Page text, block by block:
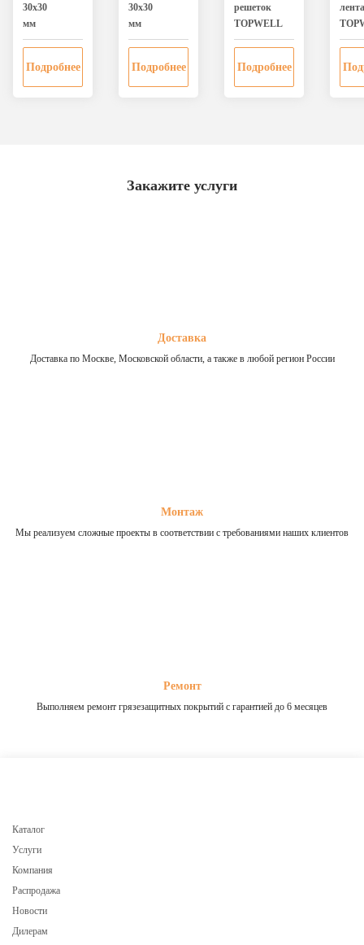
30х30
мм
Подробнее
30х30
мм
Подробнее
решеток
TOPWELL
Подробнее
лента
Закажите услуги
Доставка
Доставка по Москве, Московской области, а также в любой регион России
Монтаж
Мы реализуем сложные проекты в соответствии с требованиями наших клиентов
Ремонт
Выполняем ремонт грязезащитных покрытий с гарантией до 6 месяцев
Каталог
Услуги
Компания
Распродажа
Новости
Дилерам